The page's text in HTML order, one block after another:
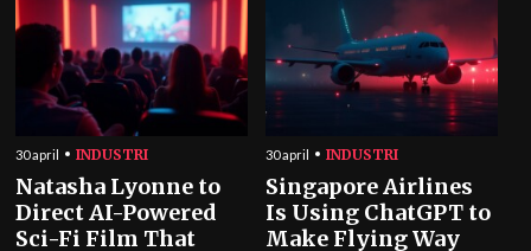
30 april INDUSTRI
Natasha Lyonne to
Direct AI-Powered
Sci-Fi Film That
30 april INDUSTRI
Singapore Airlines
Is Using ChatGPT to
Make Flying Way